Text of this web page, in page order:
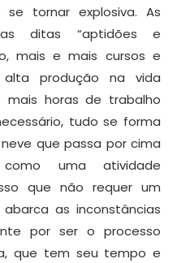
tornar explosiva. As
ditas “aptidões e
mais e mais cursos e
alta produção na vida
horas de trabalho
tudo se forma
que passa por cima
uma atividade
que não requer um
as inconstâncias
por ser o processo
que tem seu tempo e